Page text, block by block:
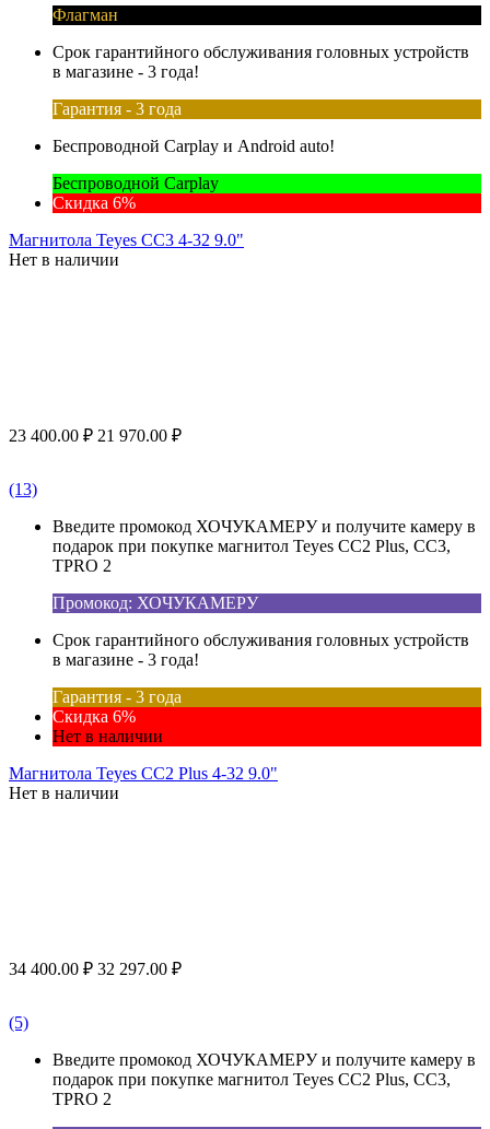
Флагман
Срок гарантийного обслуживания головных устройств
в магазине - 3 года!
Гарантия - 3 года
Беспроводной Carplay и Android auto!
Беспроводной Carplay
Скидка 6%
Магнитола Teyes CC3 4-32 9.0"
Нет в наличии
23 400.00 ₽ 21 970.00 ₽
(13)
Введите промокод ХОЧУКАМЕРУ и получите камеру в
подарок при покупке магнитол Teyes CC2 Plus, CC3,
TPRO 2
Промокод: ХОЧУКАМЕРУ
Срок гарантийного обслуживания головных устройств
в магазине - 3 года!
Гарантия - 3 года
Скидка 6%
Нет в наличии
Магнитола Teyes CC2 Plus 4-32 9.0"
Нет в наличии
34 400.00 ₽ 32 297.00 ₽
(5)
Введите промокод ХОЧУКАМЕРУ и получите камеру в
подарок при покупке магнитол Teyes CC2 Plus, CC3,
TPRO 2